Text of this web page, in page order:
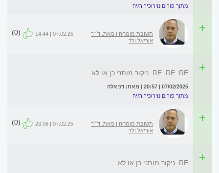
מתוך פורום נוירוכירורגיה
תשובת מומחה | מאת: ד״ר
אוריאל ולד
07.02.25 | 14:44
(0)
RE: RE: RE: ניקור מותני כן או לא
07/02/2025 | 20:57 | מאת: דניאלה
מתוך פורום נוירוכירורגיה
תשובת מומחה | מאת: ד״ר
אוריאל ולד
07.02.25 | 23:06
(0)
RE: ניקור מותני כן או לא